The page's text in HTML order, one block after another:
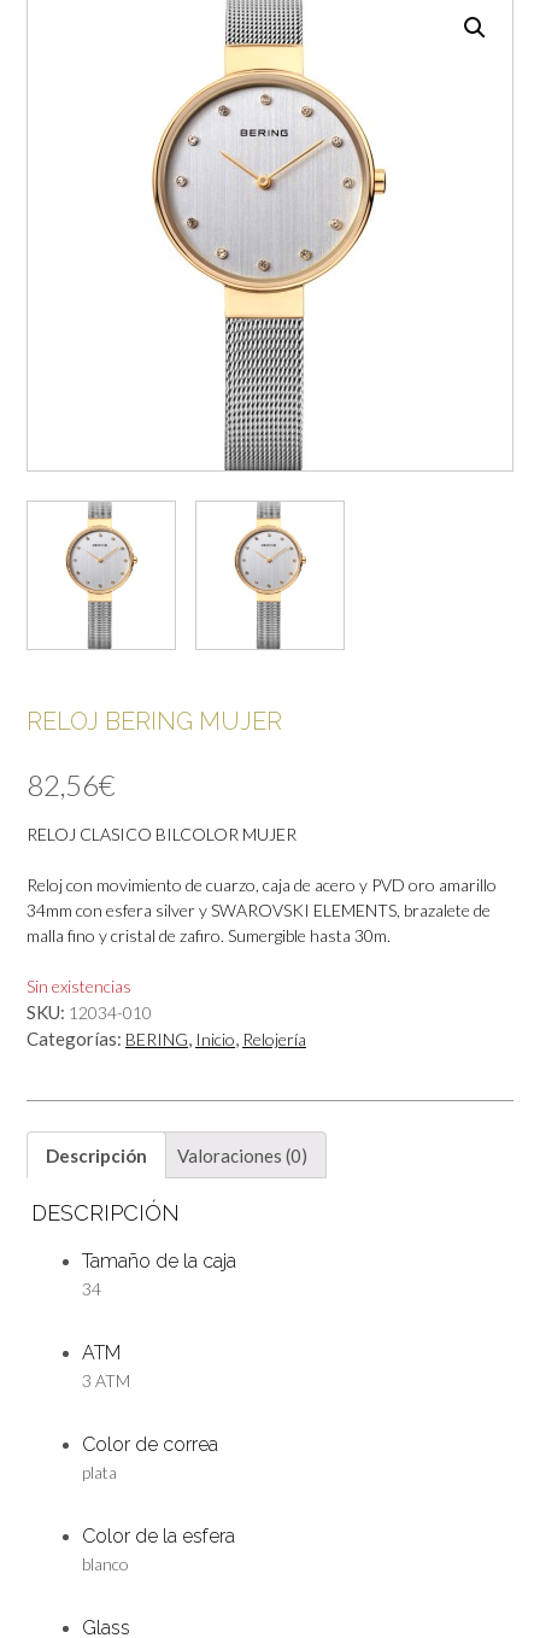
RELOJ BERING MUJER
82,56€
RELOJ CLASICO BILCOLOR MUJER
Reloj con movimiento de cuarzo, caja de acero y PVD oro amarillo
34mm con esfera silver y SWAROVSKI ELEMENTS, brazalete de
malla fino y cristal de zafiro. Sumergible hasta 30m.
Sin existencias
SKU: 12034-010
Categorías: BERING, Inicio, Relojería
Descripción Valoraciones (0)
DESCRIPCIÓN
Tamaño de la caja
34
ATM
3 ATM
Color de correa
plata
Color de la esfera
blanco
Glass